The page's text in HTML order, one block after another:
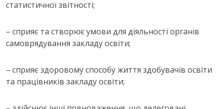
статистичної звітності;
– сприяє та створює умови для діяльності органів
самоврядування закладу освіти;
– сприяє здоровому способу життя здобувачів освіти
та працівників закладу освіти;